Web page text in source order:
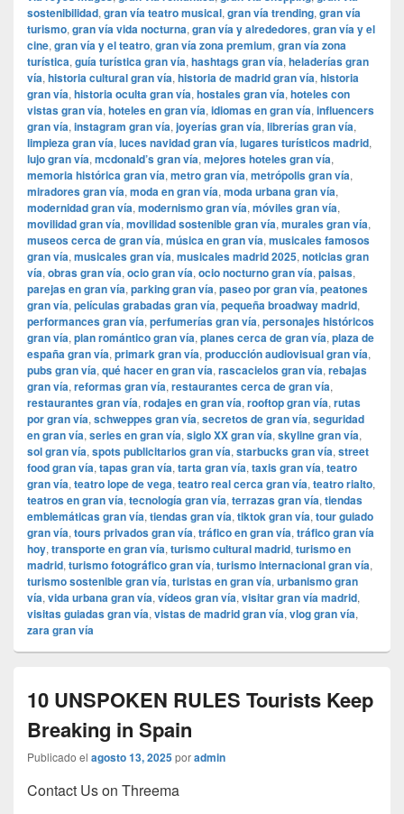
sostenibilidad, gran vía teatro musical, gran vía trending, gran vía
turismo, gran vía vida nocturna, gran vía y alrededores, gran vía y el
cine, gran vía y el teatro, gran vía zona premium, gran vía zona
turística, guía turística gran vía, hashtags gran vía, heladerías gran
vía, historia cultural gran vía, historia de madrid gran vía, historia
gran vía, historia oculta gran vía, hostales gran vía, hoteles con
vistas gran vía, hoteles en gran vía, idiomas en gran vía, influencers
gran vía, instagram gran vía, joyerías gran vía, librerías gran vía,
limpieza gran vía, luces navidad gran vía, lugares turísticos madrid,
lujo gran vía, mcdonald’s gran vía, mejores hoteles gran vía,
memoria histórica gran vía, metro gran vía, metrópolis gran vía,
miradores gran vía, moda en gran vía, moda urbana gran vía,
modernidad gran vía, modernismo gran vía, móviles gran vía,
movilidad gran vía, movilidad sostenible gran vía, murales gran vía,
museos cerca de gran vía, música en gran vía, musicales famosos
gran vía, musicales gran vía, musicales madrid 2025, noticias gran
vía, obras gran vía, ocio gran vía, ocio nocturno gran vía, paisas,
parejas en gran vía, parking gran vía, paseo por gran vía, peatones
gran vía, películas grabadas gran vía, pequeña broadway madrid,
performances gran vía, perfumerías gran vía, personajes históricos
gran vía, plan romántico gran vía, planes cerca de gran vía, plaza de
españa gran vía, primark gran vía, producción audiovisual gran vía,
pubs gran vía, qué hacer en gran vía, rascacielos gran vía, rebajas
gran vía, reformas gran vía, restaurantes cerca de gran vía,
restaurantes gran vía, rodajes en gran vía, rooftop gran vía, rutas
por gran vía, schweppes gran vía, secretos de gran vía, seguridad
en gran vía, series en gran vía, siglo XX gran vía, skyline gran vía,
sol gran vía, spots publicitarios gran vía, starbucks gran vía, street
food gran vía, tapas gran vía, tarta gran vía, taxis gran vía, teatro
gran vía, teatro lope de vega, teatro real cerca gran vía, teatro rialto,
teatros en gran vía, tecnología gran vía, terrazas gran vía, tiendas
emblemáticas gran vía, tiendas gran vía, tiktok gran vía, tour guiado
gran vía, tours privados gran vía, tráfico en gran vía, tráfico gran vía
hoy, transporte en gran vía, turismo cultural madrid, turismo en
madrid, turismo fotográfico gran vía, turismo internacional gran vía,
turismo sostenible gran vía, turistas en gran vía, urbanismo gran
vía, vida urbana gran vía, vídeos gran vía, visitar gran vía madrid,
visitas guiadas gran vía, vistas de madrid gran vía, vlog gran vía,
zara gran vía
10 UNSPOKEN RULES Tourists Keep
Breaking in Spain
Publicado el agosto 13, 2025poradmin
Contact Us on Threema